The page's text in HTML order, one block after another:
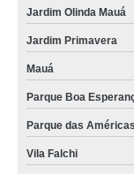
Jardim Olinda Mauá
Jardim Primavera
Mauá
Parque Boa
Parque das Américas
Vila Falchi